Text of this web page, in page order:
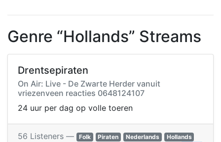
Genre “Hollands” Streams
Drentsepiraten
On Air: Live - De Zwarte Herder vanuit
vriezenveen reacties 0648124107
24 uur per dag op volle toeren
56 Listeners — Folk Piraten Nederlands Hollands